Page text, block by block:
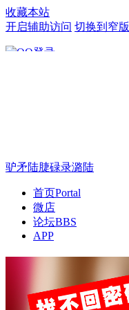
收藏本站
开启辅助访问 切换到窄版
驴矛陆脻碌录潞陆
首页Portal
微店
论坛BBS
APP